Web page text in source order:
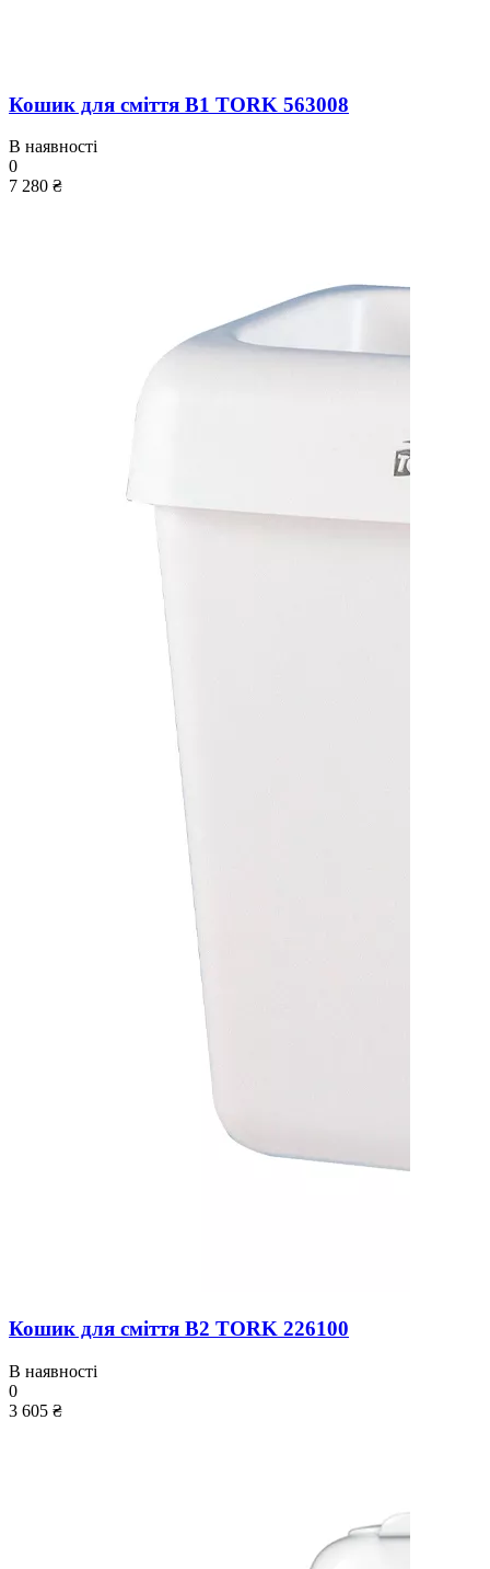
Кошик для сміття B1 TORK 563008
В наявності
0
7 280 ₴
Кошик для сміття B2 TORK 226100
В наявності
0
3 605 ₴